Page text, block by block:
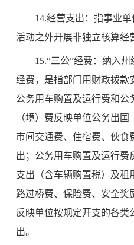
14.经营支出：指事业
活动之外开展非独立核算经
15.“三公”经费：纳入
经费，是指部门用财政拨款
公务用车购置及运行费和公
（境）费反映单位公务出
市间交通费、住宿费、伙食
出；公务用车购置及运行费
支出（含车辆购置税）及租
路过桥费、保险费、安全奖
反映单位按规定开支的各类
出。